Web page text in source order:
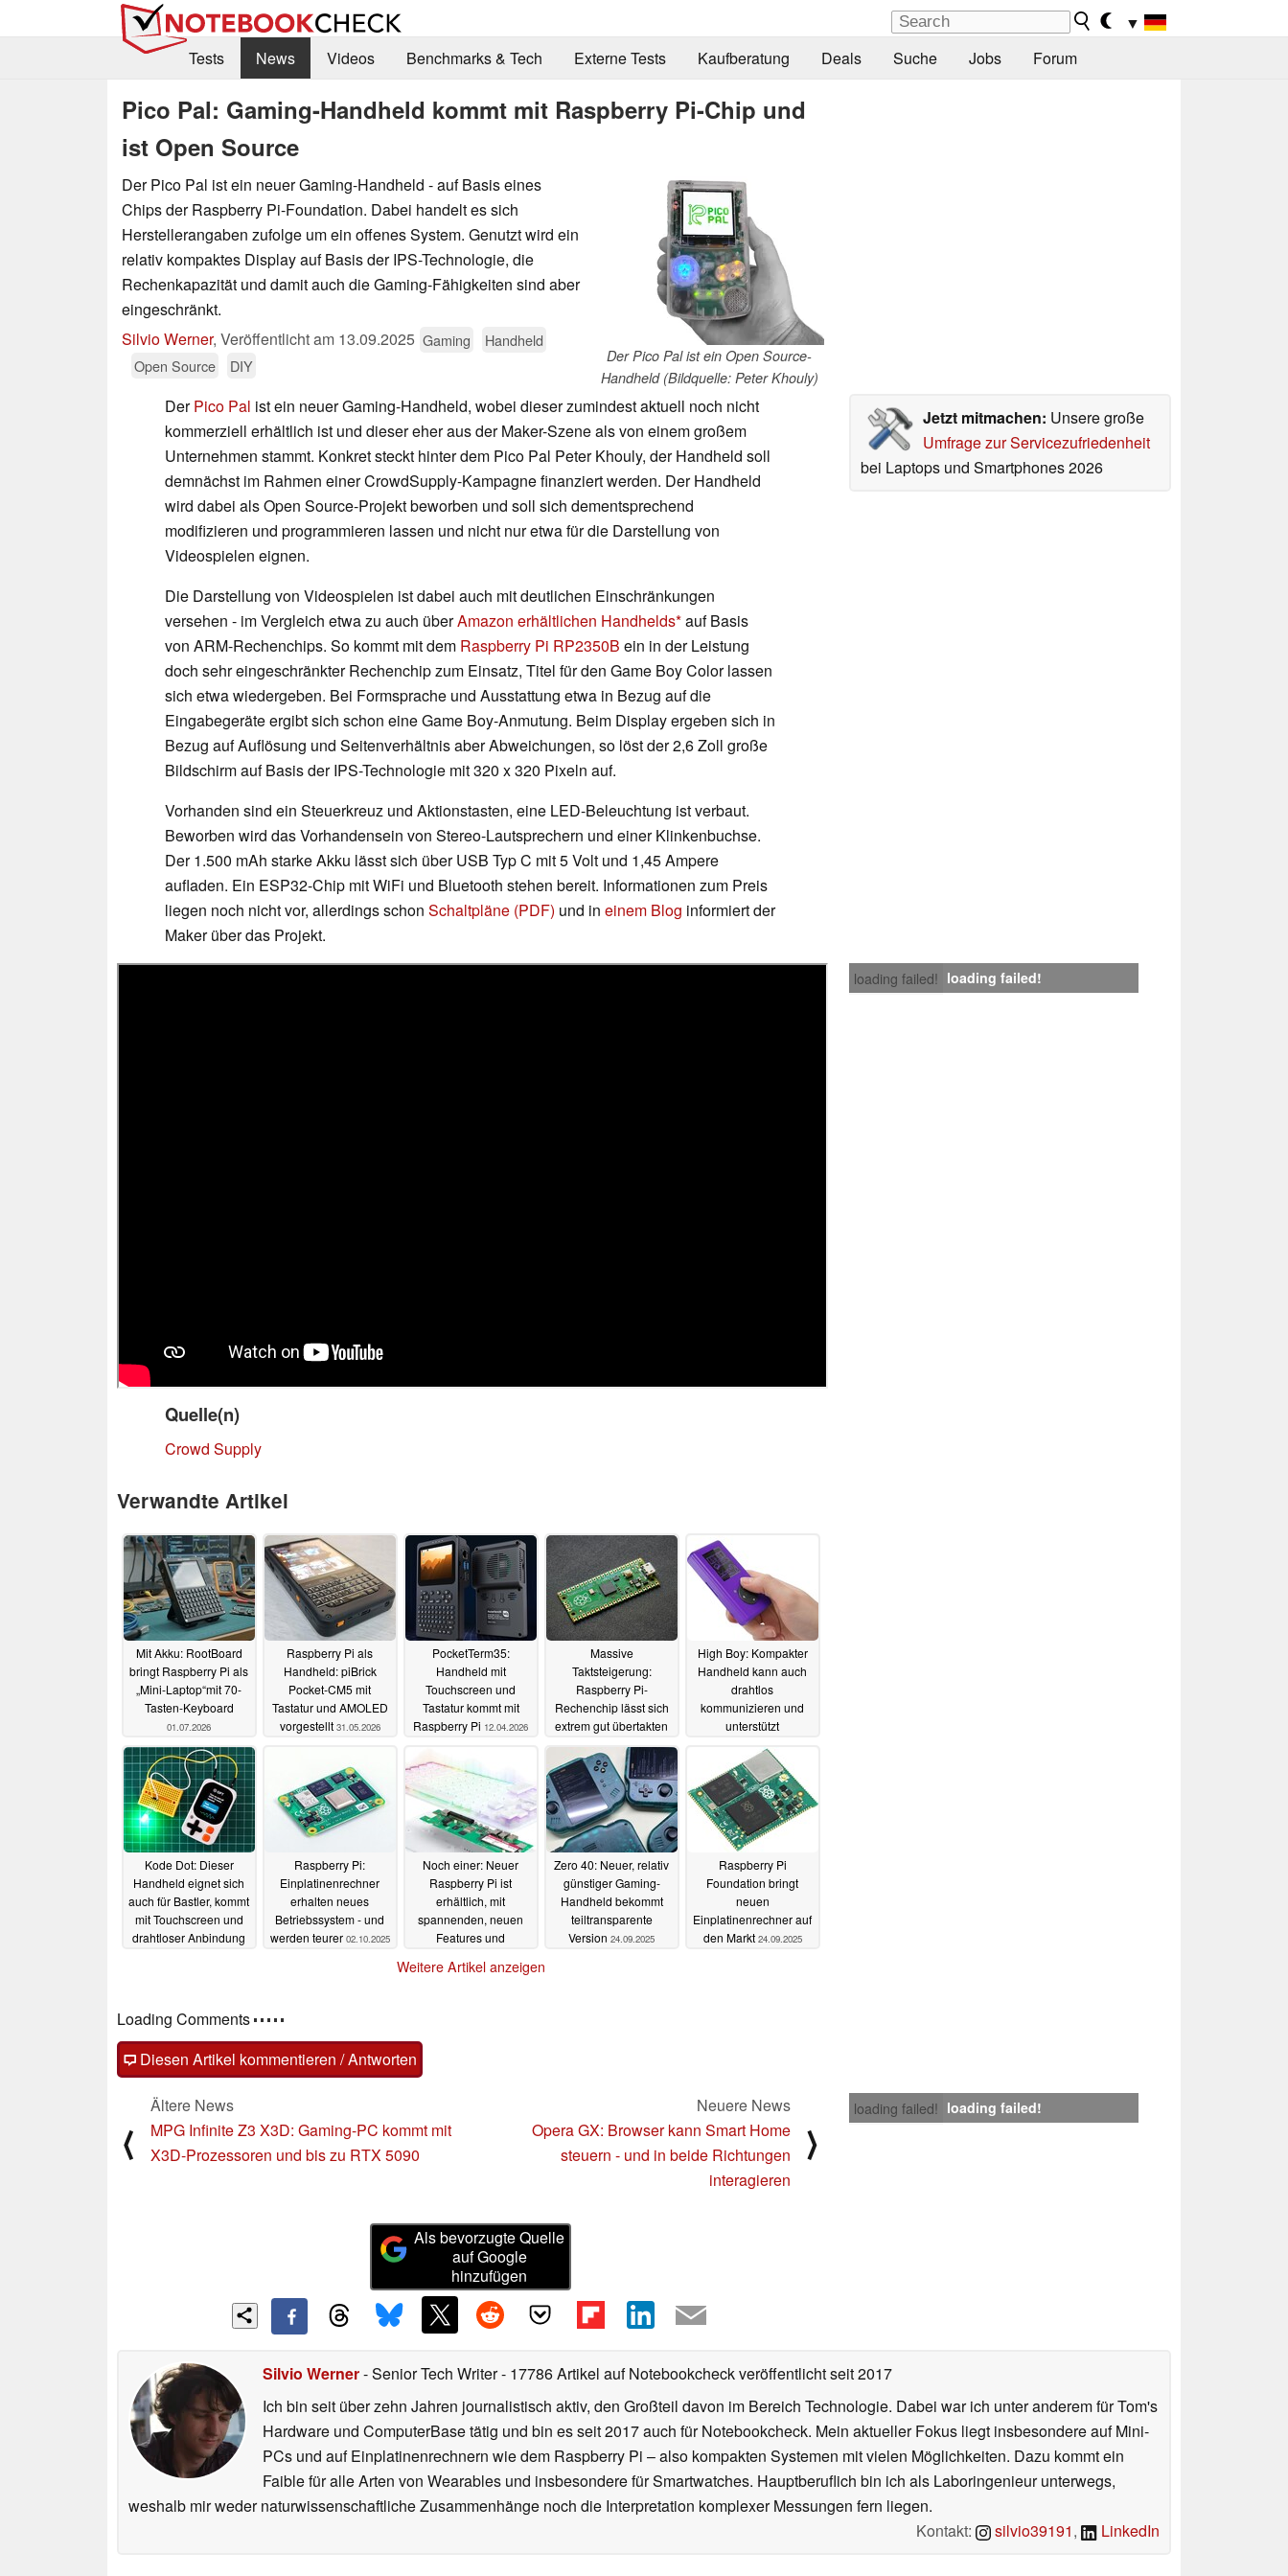
▼
Tests
News Videos Benchmarks & Tech Externe Tests Kaufberatung Deals Suche Jobs Forum
Pico Pal: Gaming-Handheld kommt mit Raspberry Pi-Chip und
ist Open Source
Der Pico Pal ist ein Open Source-
Handheld (Bildquelle: Peter Khouly)
Der Pico Pal ist ein neuer Gaming-Handheld - auf Basis eines
Chips der Raspberry Pi-Foundation. Dabei handelt es sich
Herstellerangaben zufolge um ein offenes System. Genutzt wird ein
relativ kompaktes Display auf Basis der IPS-Technologie, die
Rechenkapazität und damit auch die Gaming-Fähigkeiten sind aber
eingeschränkt.
Silvio Werner, Veröffentlicht am 13.09.2025 Gaming
Handheld
Open Source
DIY
Jetzt mitmachen: Unsere große
Umfrage zur Servicezufriedenheit
bei Laptops und Smartphones 2026
DerPico Pal ist ein neuer Gaming-Handheld, wobei dieser zumindest aktuell noch nicht
kommerziell erhältlich ist und dieser eher aus der Maker-Szene als von einem großem
Unternehmen stammt. Konkret steckt hinter dem Pico Pal Peter Khouly, der Handheld soll
demnächst im Rahmen einer CrowdSupply-Kampagne finanziert werden. Der Handheld
wird dabei als Open Source-Projekt beworben und soll sich dementsprechend
modifizieren und programmieren lassen und nicht nur etwa für die Darstellung von
Videospielen eignen.
Die Darstellung von Videospielen ist dabei auch mit deutlichen Einschränkungen
versehen - im Vergleich etwa zu auch überAmazon erhältlichen Handhelds auf Basis
von ARM-Rechenchips. So kommt mit dem Raspberry Pi RP2350B ein in der Leistung
doch sehr eingeschränkter Rechenchip zum Einsatz, Titel für den Game Boy Color lassen
sich etwa wiedergeben. Bei Formsprache und Ausstattung etwa in Bezug auf die
Eingabegeräte ergibt sich schon eine Game Boy-Anmutung. Beim Display ergeben sich in
Bezug auf Auflösung und Seitenverhältnis aber Abweichungen, so löst der 2,6 Zoll große
Bildschirm auf Basis der IPS-Technologie mit 320 x 320 Pixeln auf.
Vorhanden sind ein Steuerkreuz und Aktionstasten, eine LED-Beleuchtung ist verbaut.
Beworben wird das Vorhandensein von Stereo-Lautsprechern und einer Klinkenbuchse.
Der 1.500 mAh starke Akku lässt sich über USB Typ C mit 5 Volt und 1,45 Ampere
aufladen. Ein ESP32-Chip mit WiFi und Bluetooth stehen bereit. Informationen zum Preis
liegen noch nicht vor, allerdings schon Schaltpläne (PDF) und in einem Blog informiert der
Maker über das Projekt.
loading failed! loading failed!
Quelle(n)
Crowd Supply
Verwandte Artikel
Mit Akku: RootBoard
bringt Raspberry Pi als
„Mini-Laptop“mit 70-
Tasten-Keyboard
01.07.2026
Raspberry Pi als
Handheld: piBrick
Pocket-CM5 mit
Tastatur und AMOLED
vorgestellt 31.05.2026
PocketTerm35:
Handheld mit
Touchscreen und
Tastatur kommt mit
Raspberry Pi 12.04.2026
Massive
Taktsteigerung:
Raspberry Pi-
Rechenchip lässt sich
extrem gut übertakten
21.02.2026
High Boy: Kompakter
Handheld kann auch
drahtlos
kommunizieren und
unterstützt
verschiedene
Standards
19.11.2025
Kode Dot: Dieser
Handheld eignet sich
auch für Bastler, kommt
mit Touchscreen und
drahtloser Anbindung
Raspberry Pi:
Einplatinenrechner
erhalten neues
Betriebssystem - und
werden teurer 02.10.2025
Noch einer: Neuer
Raspberry Pi ist
erhältlich, mit
spannenden, neuen
Features und
25.09.2025
Zero 40: Neuer, relativ
günstiger Gaming-
Handheld bekommt
teiltransparente
Version 24.09.2025
Raspberry Pi
Foundation bringt
neuen
Einplatinenrechner auf
den Markt 24.09.2025
Weitere Artikel anzeigen
Loading Comments
Diesen Artikel kommentieren / Antworten
loading failed! loading failed!
⟨
Ältere News
MPG Infinite Z3 X3D: Gaming-PC kommt mit
X3D-Prozessoren und bis zu RTX 5090
Neuere News
Opera GX: Browser kann Smart Home
steuern - und in beide Richtungen
interagieren
⟩
Als bevorzugte Quelle
auf Google
hinzufügen
Silvio Werner- Senior Tech Writer- 17786 Artikel auf Notebookcheck veröffentlichtseit 2017
Ich bin seit über zehn Jahren journalistisch aktiv, den Großteil davon im Bereich Technologie. Dabei war ich unter anderem für Tom's
Hardware und ComputerBase tätig und bin es seit 2017 auch für Notebookcheck. Mein aktueller Fokus liegt insbesondere auf Mini-
PCs und auf Einplatinenrechnern wie dem Raspberry Pi – also kompakten Systemen mit vielen Möglichkeiten. Dazu kommt ein
Faible für alle Arten von Wearables und insbesondere für Smartwatches. Hauptberuflich bin ich als Laboringenieur unterwegs,
weshalb mir weder naturwissenschaftliche Zusammenhänge noch die Interpretation komplexer Messungen fern liegen.
Kontakt:
silvio39191, LinkedIn